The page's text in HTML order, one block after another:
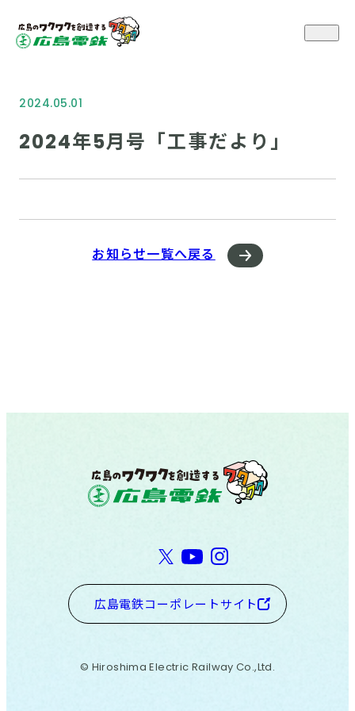
2024.05.01
2024年5月号「工事だより」
お知らせ一覧へ戻る
© Hiroshima Electric Railway Co.,Ltd.
広島電鉄コーポレートサイト